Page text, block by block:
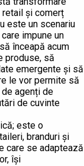
retail și comerț
este un scenariu
impune un
înceapă acum
produse, să
emergente și să
le vor permite să
agenți de
de cuvinte
este o
branduri și
care se adaptează
își